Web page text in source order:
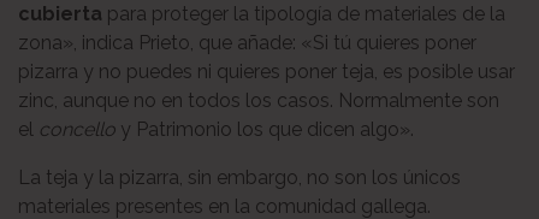
cubierta para proteger la tipología de materiales de la
zona», indica Prieto, que añade: «Si tú quieres poner
pizarra y no puedes ni quieres poner teja, es posible usar
zinc, aunque no en todos los casos. Normalmente son
el concello y Patrimonio los que dicen algo».
La teja y la pizarra, sin embargo, no son los únicos
materiales presentes en la comunidad gallega.